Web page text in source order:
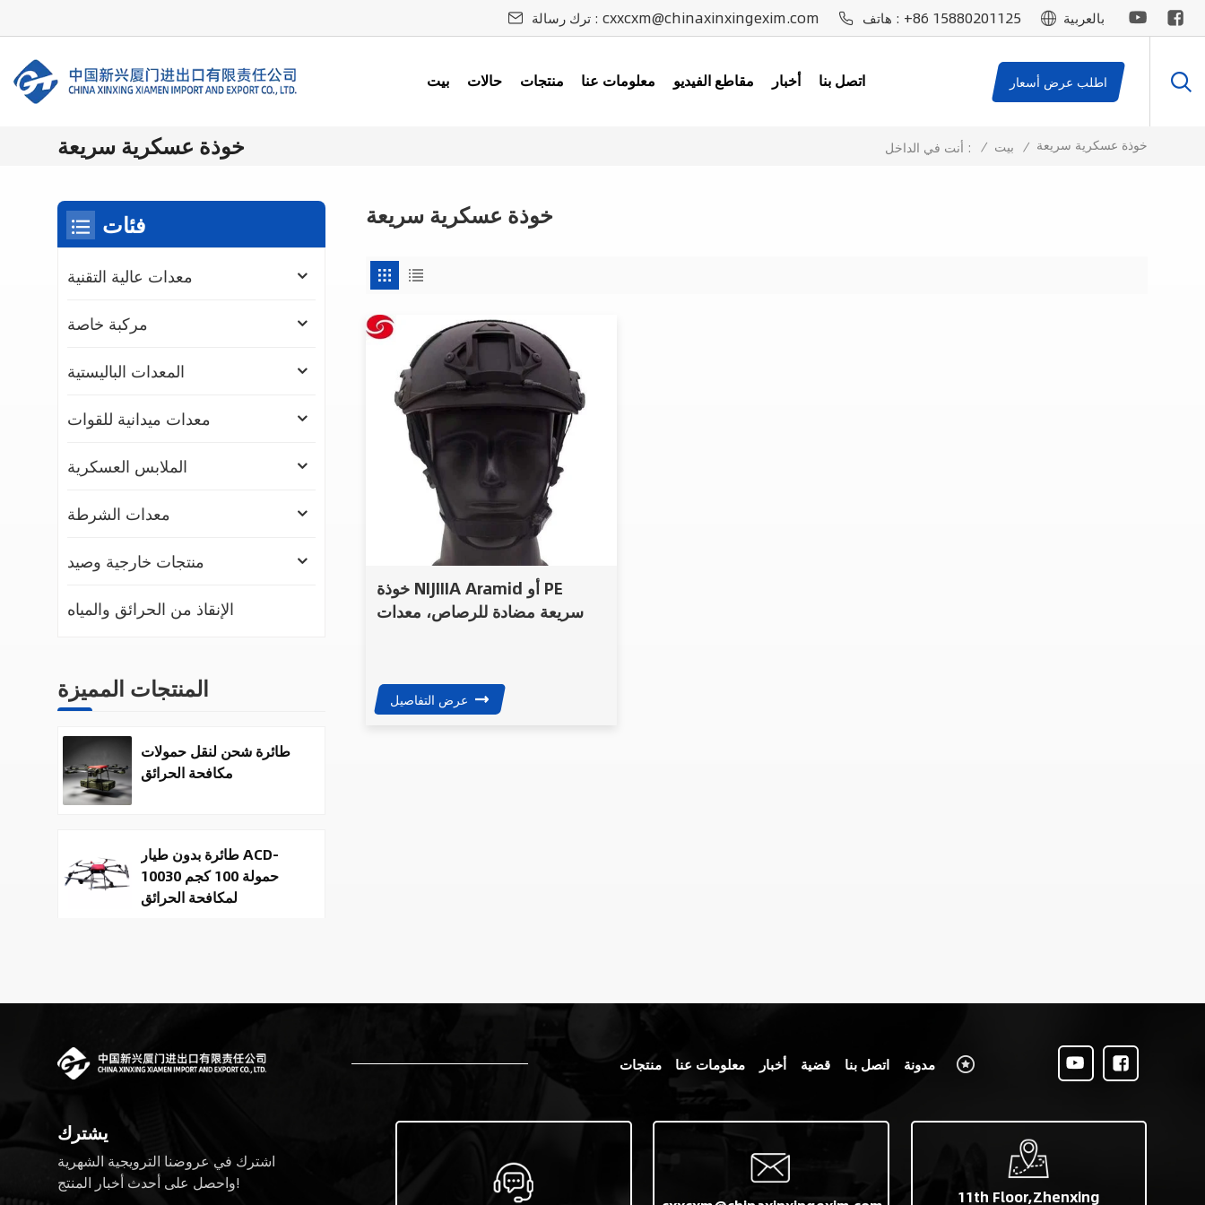
ترك رسالة : cxxcxm@chinaxinxingexim.com هاتف : +86 15880201125 بالعربية
بيت حالات منتجات معلومات عنا مقاطع الفيديو أخبار اتصل بنا اطلب عرض أسعار
خوذة عسكرية سريعة أنت في الداخل : / بيت / خوذة عسكرية سريعة
خوذة عسكرية سريعة
خوذة NIJIIIA Aramid أو PE
سريعة مضادة للرصاص، معدات
عرض التفاصيل
فئات
معدات عالية التقنية
مركبة خاصة
المعدات الباليستية
معدات ميدانية للقوات
الملابس العسكرية
معدات الشرطة
منتجات خارجية وصيد
الإنقاذ من الحرائق والمياه
المنتجات المميزة
طائرة شحن لنقل حمولات
مكافحة الحرائق
طائرة بدون طيار ACD-
10030 حمولة 100 كجم
لمكافحة الحرائق
surveillance UAV
Drone Manufacturer
روبوتات رباعية الأرجل
روبوتات دورية برمائية
كروية متحركة للأمن
منتجات معلومات عنا أخبار قضية اتصل بنا مدونة
يشترك
اشترك في عروضنا الترويجية الشهرية
واحصل على أحدث أخبار المنتج!
11th Floor,Zhenxing